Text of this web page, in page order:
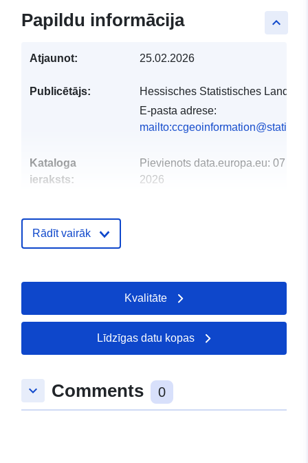
keyboard_arrow_up
Papildu informācija
Atjaunot: 25.02.2026
Publicētājs:
Hessisches Statistisches
E-pasta adrese:
Kataloga
ieraksts:
Pievienots data.europa.eu: 07
2026
Ģeogrāfiskā
51.657896 ], [ 10.237959,
49.379316 ], [ 7.698124,
49.379316 ], [ 7.698124,
Tips: Polygon
uriRef:
http://data.europa.eu/88u/dataset/
3e14-0478-1424-604d7d170a23
Rādīt vairāk
Kvalitāte
Līdzīgas datu kopas
keyboard_arrow_down Comments 0